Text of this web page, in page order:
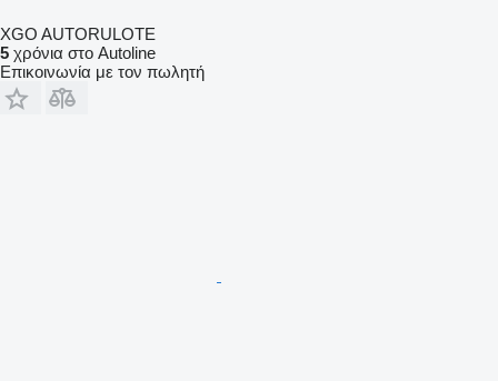
XGO AUTORULOTE
5 χρόνια στο Autoline
Επικοινωνία με τον πωλητή